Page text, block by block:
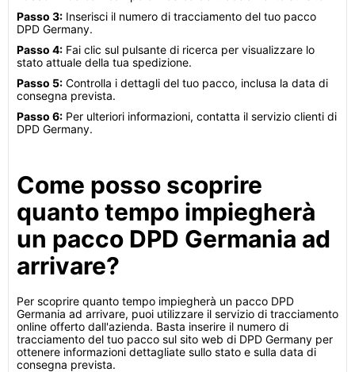
Passo 3: Inserisci il numero di tracciamento del tuo pacco
DPD Germany.
Passo 4: Fai clic sul pulsante di ricerca per visualizzare lo
stato attuale della tua spedizione.
Passo 5: Controlla i dettagli del tuo pacco, inclusa la data di
consegna prevista.
Passo 6: Per ulteriori informazioni, contatta il servizio clienti di
DPD Germany.
Come posso scoprire
quanto tempo impiegherà
un pacco DPD Germania ad
arrivare?
Per scoprire quanto tempo impiegherà un pacco DPD
Germania ad arrivare, puoi utilizzare il servizio di tracciamento
online offerto dall'azienda. Basta inserire il numero di
tracciamento del tuo pacco sul sito web di DPD Germany per
ottenere informazioni dettagliate sullo stato e sulla data di
consegna prevista.